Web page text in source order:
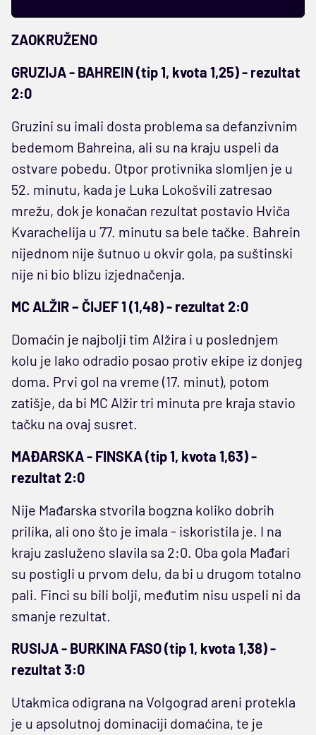
ZAOKRUŽENO
GRUZIJA - BAHREIN (tip 1, kvota 1,25) - rezultat
2:0
Gruzini su imali dosta problema sa defanzivnim
bedemom Bahreina, ali su na kraju uspeli da
ostvare pobedu. Otpor protivnika slomljen je u
52. minutu, kada je Luka Lokošvili zatresao
mrežu, dok je konačan rezultat postavio Hviča
Kvarachelija u 77. minutu sa bele tačke. Bahrein
nijednom nije šutnuo u okvir gola, pa suštinski
nije ni bio blizu izjednačenja.
MC ALŽIR – ČIJEF 1 (1,48) - rezultat 2:0
Domaćin je najbolji tim Alžira i u poslednjem
kolu je lako odradio posao protiv ekipe iz donjeg
doma. Prvi gol na vreme (17. minut), potom
zatišje, da bi MC Alžir tri minuta pre kraja stavio
tačku na ovaj susret.
MAĐARSKA - FINSKA (tip 1, kvota 1,63) -
rezultat 2:0
Nije Mađarska stvorila bogzna koliko dobrih
prilika, ali ono što je imala - iskoristila je. I na
kraju zasluženo slavila sa 2:0. Oba gola Mađari
su postigli u prvom delu, da bi u drugom totalno
pali. Finci su bili bolji, međutim nisu uspeli ni da
smanje rezultat.
RUSIJA - BURKINA FASO (tip 1, kvota 1,38) -
rezultat 3:0
Utakmica odigrana na Volgograd areni protekla
je u apsolutnoj dominaciji domaćina, te je